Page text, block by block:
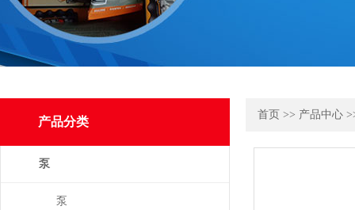
产品分类
泵
泵
首页 >> 产品中心